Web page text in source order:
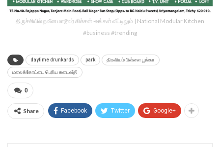
திருச்சியில் நவீன மாடூலர் கிச்சன் -உங்கள் வீட்டிலும் | National Modular Kitchen
#business #trending
daytime drunkards park திரவியம் பிள்ளை பூங்கா
மலைக்கோட்டை பெரிய கடைவீதி
0
Share Facebook Twitter Google+